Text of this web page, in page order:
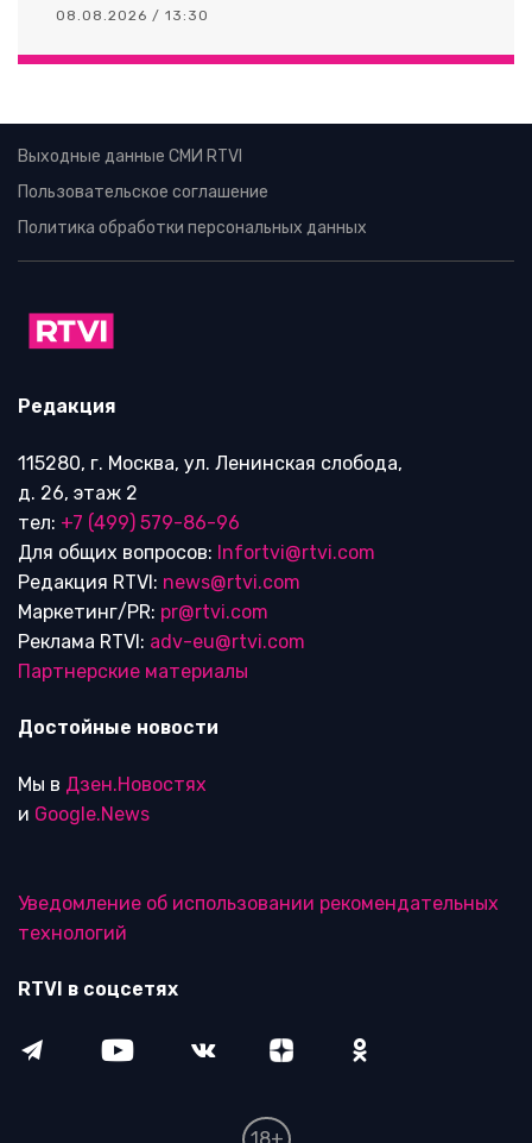
08.08.2026 / 13:30
Выходные данные СМИ RTVI
Пользовательское соглашение
Политика обработки персональных данных
Редакция
115280, г. Москва, ул. Ленинская слобода,
д. 26, этаж 2
тел: +7 (499) 579-86-96
Для общих вопросов: Infortvi@rtvi.com
Редакция RTVI: news@rtvi.com
Маркетинг/PR: pr@rtvi.com
Реклама RTVI: adv-eu@rtvi.com
Партнерские материалы
Достойные новости
Мы в Дзен.Новостях
и Google.News
Уведомление об использовании рекомендательных
технологий
RTVI в соцсетях